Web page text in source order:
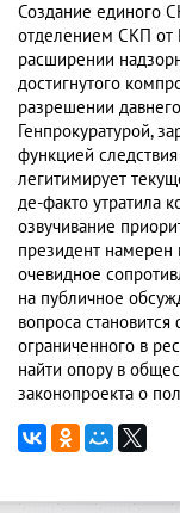
Создание единого
отделением СКП от
расширении
достигнутого
разрешении
Генпрокуратурой,
функцией
легитимирует
де-факто утратила
озвучивание
президент намерен
очевидное
на публичное
вопроса
ограниченного в
найти опору в
законопроекта о